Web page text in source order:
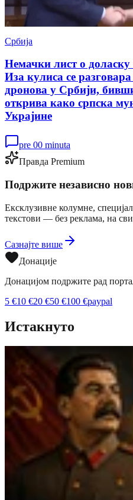
Србија
Немачки лист о доласку
Иза кулиса се
дронова у Србији,
открива како српска
Украјине
pre 00 minuta
Правда Premium
Подржите независно
Ексклузивне колумне,
текстови — без реклама, на
Сазнајте више
Донације
Донацијом подржите рад
5 €10 €20 €50 €100 €paypal
Истакнуто